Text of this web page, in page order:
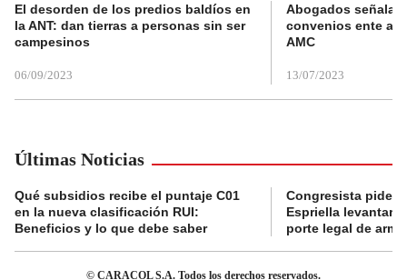
El desorden de los predios baldíos en
la ANT: dan tierras a personas sin ser
campesinos
06/09/2023
Abogados
convenios ente
AMC
13/07/2023
Últimas Noticias
Qué subsidios recibe el puntaje C01
en la nueva clasificación RUI:
Beneficios y lo que debe saber
Congresista pide a
Espriella levantar
porte legal de
© CARACOL S.A. Todos los derechos reservados.